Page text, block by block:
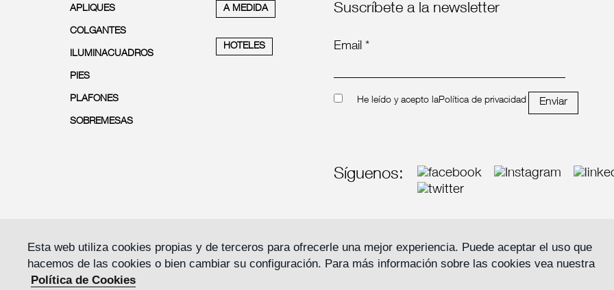
APLIQUES
COLGANTES
ILUMINACUADROS
PIES
PLAFONES
SOBREMESAS
A MEDIDA
HOTELES
Suscríbete a la newsletter
Email *
He leído y acepto laPolítica de privacidad Enviar
Síguenos:
Esta web utiliza cookies propias y de terceros para ofrecerle una mejor experiencia. Puede aceptar el uso que
hacemos de las cookies o bien cambiar su configuración. Para más información sobre las cookies vea nuestra
Política de Cookies